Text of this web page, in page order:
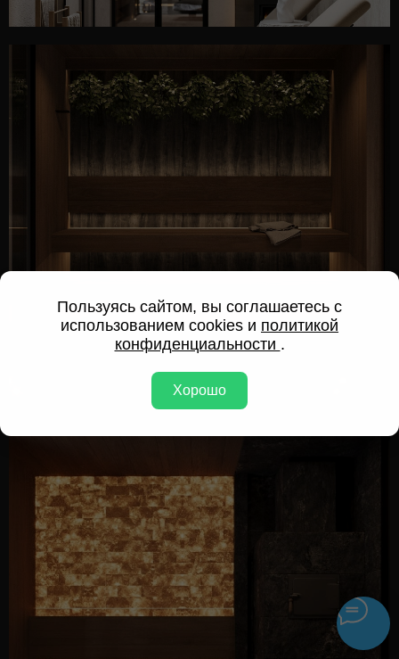
Пользуясь сайтом, вы соглашаетесь с
использованием cookies и политикой
конфиденциальности .
Хорошо